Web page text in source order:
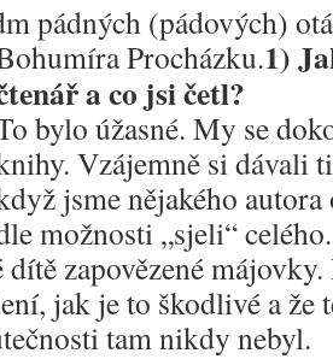
pádných (pádových)
Procházku.1)
a co jsi četl?
bylo úžasné. My se
Vzájemně si dávali
jsme nějakého
možnosti „sjeli“
zapovězené
jak je to škodlivé a
tam nikdy nebyl.